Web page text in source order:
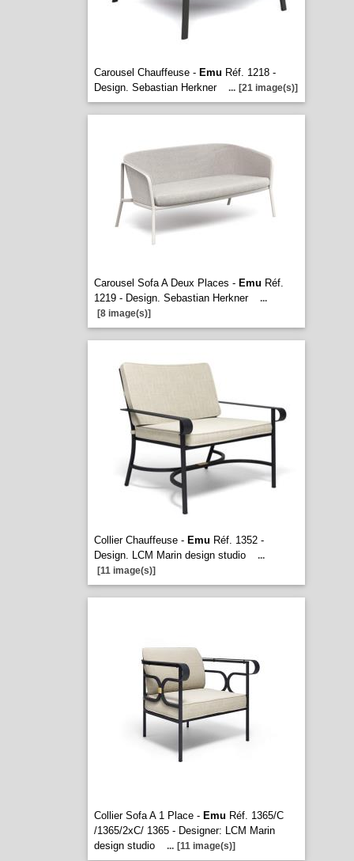
Carousel Chauffeuse - Emu Réf. 1218 -
Design. Sebastian Herkner
... [21 image(s)]
Carousel Sofa A Deux Places - Emu Réf.
1219 - Design. Sebastian Herkner
...
[8 image(s)]
Collier Chauffeuse - Emu Réf. 1352 -
Design. LCM Marin design studio
...
[11 image(s)]
Collier Sofa A 1 Place - Emu Réf. 1365/C
/1365/2xC/ 1365 - Designer: LCM Marin
design studio
... [11 image(s)]